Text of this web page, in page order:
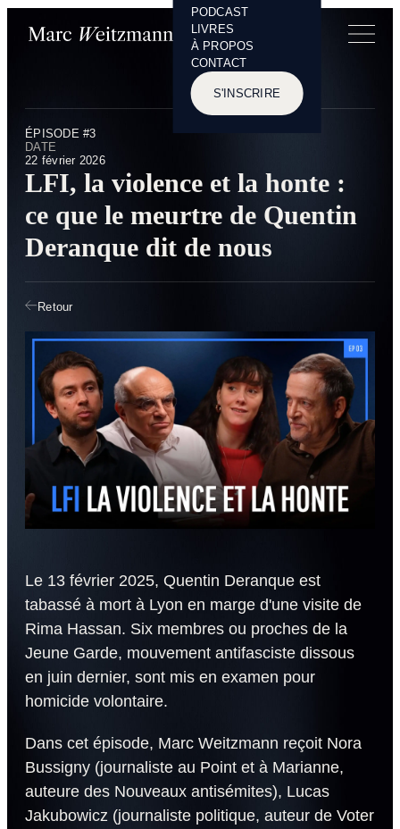
PODCAST
LIVRES
À PROPOS
CONTACT
S'INSCRIRE
ÉPISODE #3
DATE
22 février 2026
LFI, la violence et la honte :
ce que le meurtre de Quentin
Deranque dit de nous
Retour
Le 13 février 2025, Quentin Deranque est
tabassé à mort à Lyon en marge d'une visite de
Rima Hassan. Six membres ou proches de la
Jeune Garde, mouvement antifasciste dissous
en juin dernier, sont mis en examen pour
homicide volontaire.
Dans cet épisode, Marc Weitzmann reçoit Nora
Bussigny (journaliste au Point et à Marianne,
auteure des Nouveaux antisémites), Lucas
Jakubowicz (journaliste politique, auteur de Voter